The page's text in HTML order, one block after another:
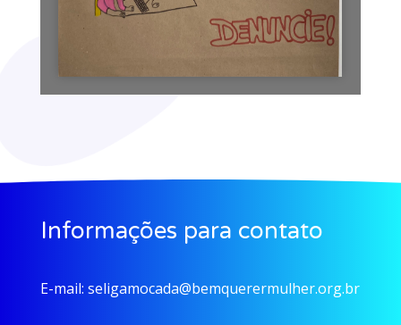
Informações para contato
E-mail: seligamocada@bemquerermulher.org.br